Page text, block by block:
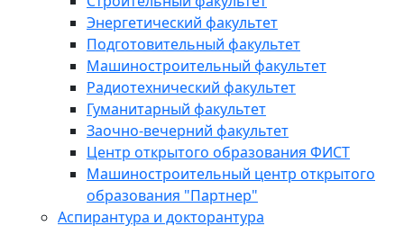
Энергетический факультет
Подготовительный факультет
Машиностроительный факультет
Радиотехнический факультет
Гуманитарный факультет
Заочно-вечерний факультет
Центр открытого образования ФИСТ
Машиностроительный центр открытого
образования "Партнер"
Аспирантура и докторантура